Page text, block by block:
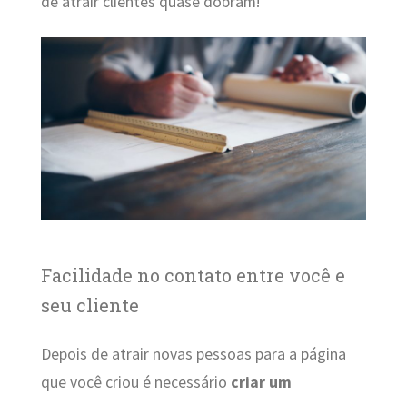
Facilidade no contato entre você e
seu cliente
Depois de atrair novas pessoas para a página
que você criou é necessário criar um